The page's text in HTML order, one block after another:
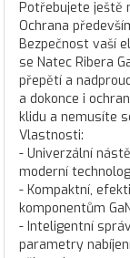
Potřebujete ještě
Ochrana
Bezpečnost vaší
se Natec Ribera
přepětí a
a dokonce i
klidu a nemusíte
Vlastnosti:
- Univerzální
moderní
- Kompaktní,
komponentům
- Inteligentní
parametry